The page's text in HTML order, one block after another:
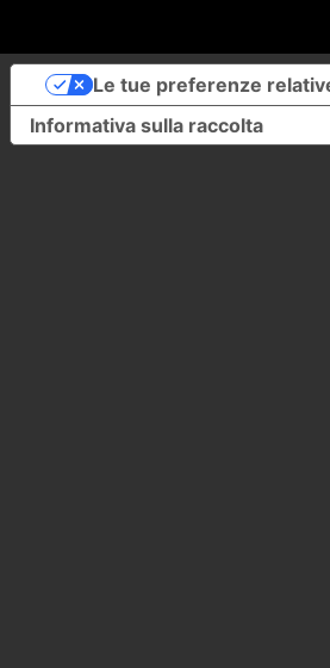
Informativa sulla raccolta
Le tue preferenze